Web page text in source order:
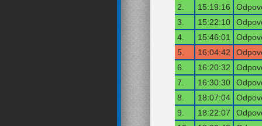
2.
15:19:16
3.
15:22:10
4.
15:46:01
5.
16:04:42
6.
16:20:32
7.
16:30:30
8.
18:07:04
9.
18:22:07